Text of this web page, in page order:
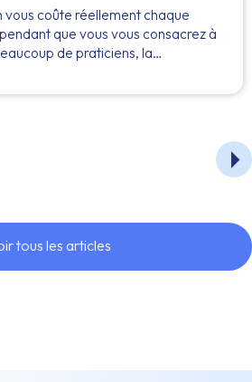
coûte réellement chaque
que vous vous consacrez à
de praticiens, la…
tous les articles